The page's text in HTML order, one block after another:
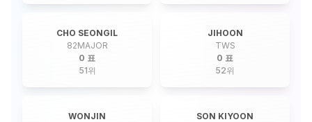
CHO SEONGIL
82MAJOR
0 표
51위
JIHOON
TWS
0 표
52위
WONJIN
SON KIYOON